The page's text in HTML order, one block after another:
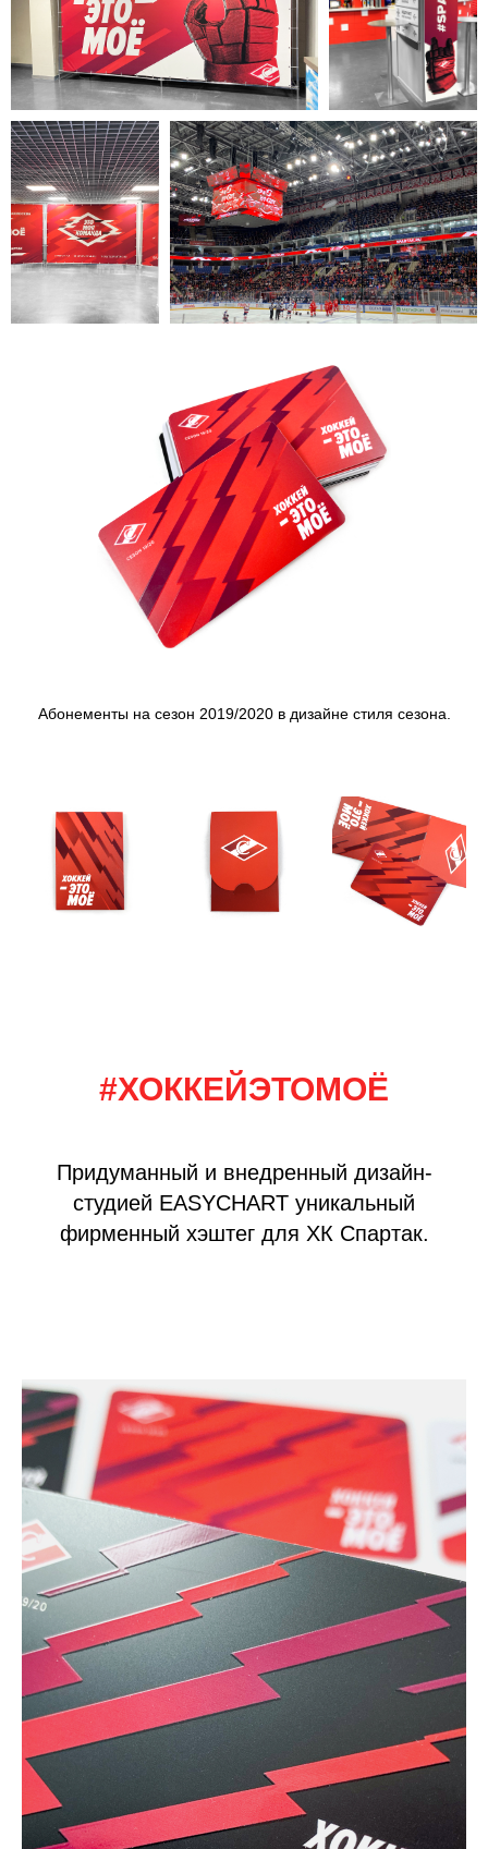
Абонементы на сезон 2019/2020 в дизайне стиля сезона.
#ХОККЕЙЭТОМОЁ
Придуманный и внедренный дизайн-
студией EASYCHART уникальный
фирменный хэштег для ХК Спартак.